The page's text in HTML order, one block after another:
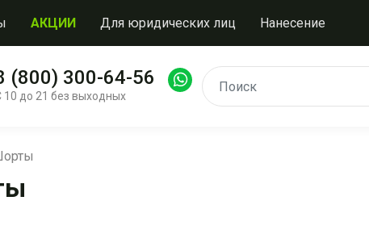
АКЦИИ Для юридических лиц Нанесение
(800) 300-64-56
10 до 21 без выходных